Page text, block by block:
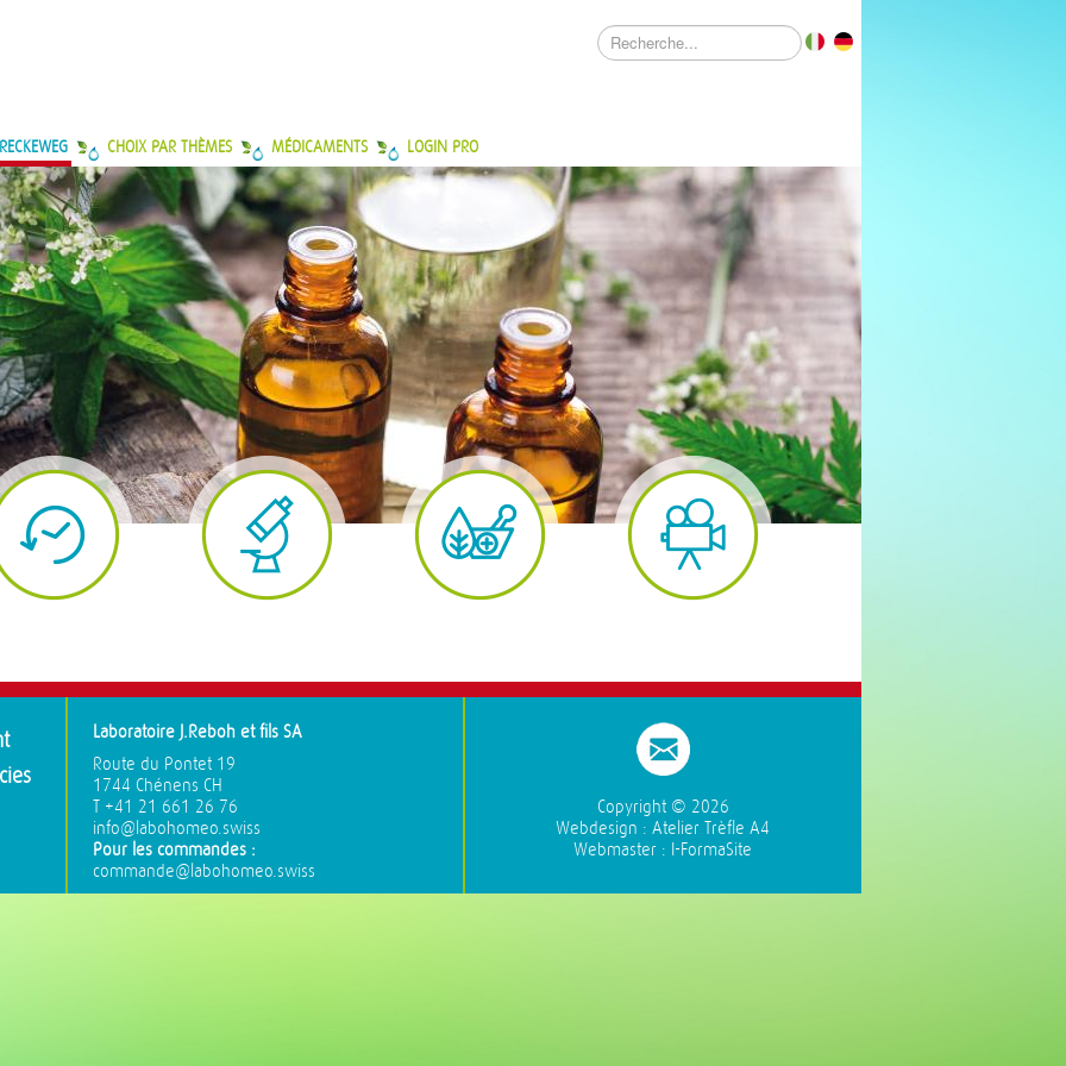
CHOIX PAR THÈMES MÉDICAMENTS LOGIN PRO
Laboratoire J.Reboh et fils SA
Route du Pontet 19
1744 Chénens CH
T +41 21 661 26 76
info@labohomeo.swiss
Pour les commandes :
commande@labohomeo.swiss
Copyright © 2026
Webdesign :Atelier Trèfle A4
Webmaster : I-FormaSite